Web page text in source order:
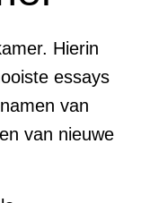
Hierin
essays
van
van nieuwe